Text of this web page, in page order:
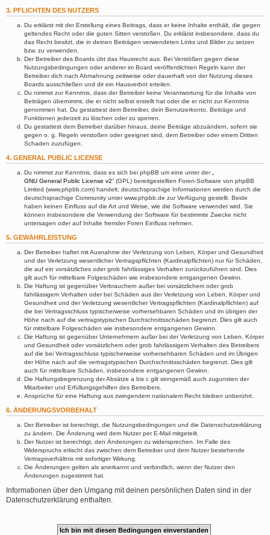
3. PFLICHTEN DES NUTZERS
Du erklärst mit der Erstellung eines Beitrags, dass er keine Inhalte enthält, die gegen
geltendes Recht oder die guten Sitten verstoßen. Du erklärst insbesondere, dass du
das Recht besitzt, die in deinen Beiträgen verwendeten Links und Bilder zu setzen
bzw. zu verwenden.
Der Betreiber des Boards übt das Hausrecht aus. Bei Verstößen gegen diese
Nutzungsbedingungen oder anderer im Board veröffentlichten Regeln kann der
Betreiber dich nach Abmahnung zeitweise oder dauerhaft von der Nutzung dieses
Boards ausschließen und dir ein Hausverbot erteilen.
Du nimmst zur Kenntnis, dass der Betreiber keine Verantwortung für die Inhalte von
Beiträgen übernimmt, die er nicht selbst erstellt hat oder die er nicht zur Kenntnis
genommen hat. Du gestattest dem Betreiber, dein Benutzerkonto, Beiträge und
Funktionen jederzeit zu löschen oder zu sperren.
Du gestattest dem Betreiber darüber hinaus, deine Beiträge abzuändern, sofern sie
gegen o. g. Regeln verstoßen oder geeignet sind, dem Betreiber oder einem Dritten
Schaden zuzufügen.
4. GENERAL PUBLIC LICENSE
Du nimmst zur Kenntnis, dass es sich bei phpBB um eine unter der „
GNU General Public License v2“ (GPL) bereitgestellten Foren-Software von phpBB
Limited (www.phpbb.com) handelt; deutschsprachige Informationen werden durch die
deutschsprachige Community unter www.phpbb.de zur Verfügung gestellt. Beide
haben keinen Einfluss auf die Art und Weise, wie die Software verwendet wird. Sie
können insbesondere die Verwendung der Software für bestimmte Zwecke nicht
untersagen oder auf Inhalte fremder Foren Einfluss nehmen.
5. GEWÄHRLEISTUNG
Der Betreiber haftet mit Ausnahme der Verletzung von Leben, Körper und Gesundheit
und der Verletzung wesentlicher Vertragspflichten (Kardinalpflichten) nur für Schäden,
die auf ein vorsätzliches oder grob fahrlässiges Verhalten zurückzuführen sind. Dies
gilt auch für mittelbare Folgeschäden wie insbesondere entgangenen Gewinn.
Die Haftung ist gegenüber Verbrauchern außer bei vorsätzlichem oder grob
fahrlässigem Verhalten oder bei Schäden aus der Verletzung von Leben, Körper und
Gesundheit und der Verletzung wesentlicher Vertragspflichten (Kardinalpflichten) auf
die bei Vertragsschluss typischerweise vorhersehbaren Schäden und im übrigen der
Höhe nach auf die vertragstypischen Durchschnittsschäden begrenzt. Dies gilt auch
für mittelbare Folgeschäden wie insbesondere entgangenen Gewinn.
Die Haftung ist gegenüber Unternehmern außer bei der Verletzung von Leben, Körper
und Gesundheit oder vorsätzlichem oder grob fahrlässigem Verhalten des Betreibers
auf die bei Vertragsschluss typischerweise vorhersehbaren Schäden und im Übrigen
der Höhe nach auf die vertragstypischen Durchschnittsschäden begrenzt. Dies gilt
auch für mittelbare Schäden, insbesondere entgangenen Gewinn.
Die Haftungsbegrenzung der Absätze a bis c gilt sinngemäß auch zugunsten der
Mitarbeiter und Erfüllungsgehilfen des Betreibers.
Ansprüche für eine Haftung aus zwingendem nationalem Recht bleiben unberührt.
6. ÄNDERUNGSVORBEHALT
Der Betreiber ist berechtigt, die Nutzungsbedingungen und die Datenschutzerklärung
zu ändern. Die Änderung wird dem Nutzer per E-Mail mitgeteilt.
Der Nutzer ist berechtigt, den Änderungen zu widersprechen. Im Falle des
Widerspruchs erlischt das zwischen dem Betreiber und dem Nutzer bestehende
Vertragsverhältnis mit sofortiger Wirkung.
Die Änderungen gelten als anerkannt und verbindlich, wenn der Nutzer den
Änderungen zugestimmt hat.
Informationen über den Umgang mit deinen persönlichen Daten sind in der
Datenschutzerklärung enthalten.